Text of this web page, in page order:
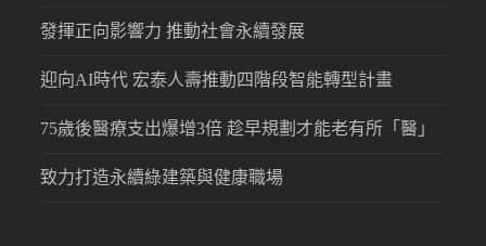
發揮正向影響力 推動社會永續發展
迎向AI時代 宏泰人壽推動四階段智能轉型計畫
75歲後醫療支出爆增3倍 趁早規劃才能老有所「醫」
致力打造永續綠建築與健康職場